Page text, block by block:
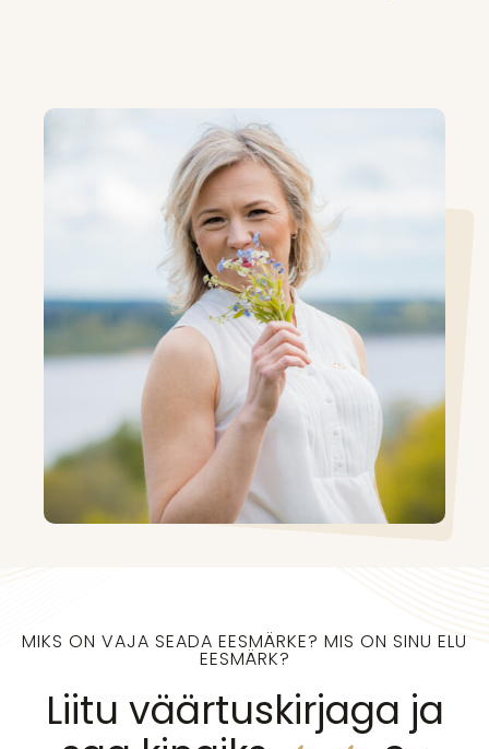
MIKS ON VAJA SEADA EESMÄRKE? MIS ON SINU ELU
EESMÄRK?
Liitu väärtuskirjaga ja